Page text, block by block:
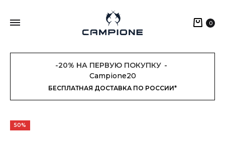
0
-20% НА ПЕРВУЮ ПОКУПКУ
Campione20
БЕСПЛАТНАЯ ДОСТАВКА ПО РОССИИ*
50%